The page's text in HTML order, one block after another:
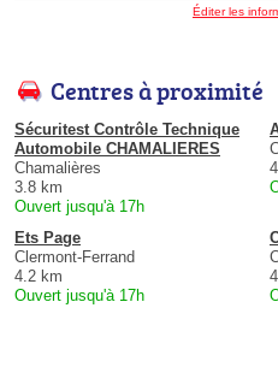
Éditer les
Centres à proximité
Sécuritest Contrôle Technique
Automobile CHAMALIERES
Chamalières
3.8 km
Ouvert jusqu'à 17h
Ets Page
Clermont-Ferrand
4.2 km
Ouvert jusqu'à 17h